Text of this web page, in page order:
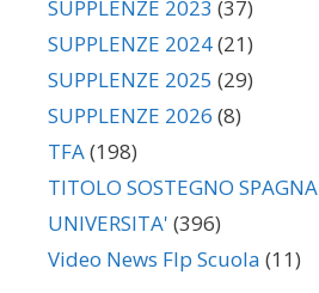
SUPPLENZE 2023 (37)
SUPPLENZE 2024(21)
SUPPLENZE 2025 (29)
SUPPLENZE 2026 (8)
TFA(198)
TITOLO SOSTEGNO SPAGNA
UNIVERSITA' (396)
Video News Flp Scuola (11)